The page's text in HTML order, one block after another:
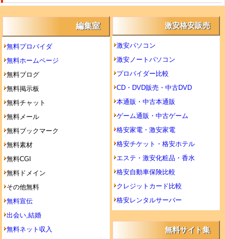
編集室
無料プロバイダ
無料ホームページ
無料ブログ
無料掲示板
無料チャット
無料メール
無料ブックマーク
無料素材
無料CGI
無料ドメイン
その他無料
無料宣伝
出会い,結婚
無料ネット収入
激安格安販売
激安パソコン
激安ノートパソコン
プロバイダー比較
CD・DVD販売・中古DVD
本通販・中古本通販
ゲーム通販・中古ゲーム
格安家電・激安家電
格安チケット・格安ホテル
エステ・激安化粧品・香水
格安自動車保険比較
クレジットカード比較
格安レンタルサーバー
無料サイト集